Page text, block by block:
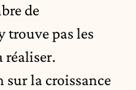
de
trouve pas les
réaliser.
la croissance